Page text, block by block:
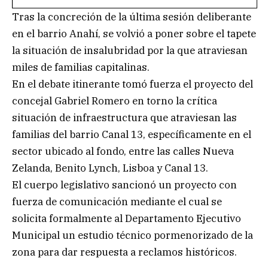
Tras la concreción de la última sesión deliberante
en el barrio Anahí, se volvió a poner sobre el tapete
la situación de insalubridad por la que atraviesan
miles de familias capitalinas.
En el debate itinerante tomó fuerza el proyecto del
concejal Gabriel Romero en torno la crítica
situación de infraestructura que atraviesan las
familias del barrio Canal 13, específicamente en el
sector ubicado al fondo, entre las calles Nueva
Zelanda, Benito Lynch, Lisboa y Canal 13.
El cuerpo legislativo sancionó un proyecto con
fuerza de comunicación mediante el cual se
solicita formalmente al Departamento Ejecutivo
Municipal un estudio técnico pormenorizado de la
zona para dar respuesta a reclamos históricos.